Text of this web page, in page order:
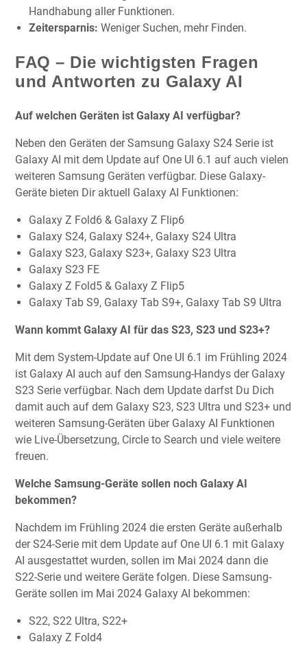
Handhabung aller Funktionen.
Zeitersparnis: Weniger Suchen, mehr Finden.
FAQ – Die wichtigsten Fragen
und Antworten zu Galaxy AI
Auf welchen Geräten ist Galaxy AI verfügbar?
Neben den Geräten der Samsung Galaxy S24 Serie ist
Galaxy AI mit dem Update auf One UI 6.1 auf auch vielen
weiteren Samsung Geräten verfügbar. Diese Galaxy-
Geräte bieten Dir aktuell Galaxy AI Funktionen:
Galaxy Z Fold6 & Galaxy Z Flip6
Galaxy S24, Galaxy S24+, Galaxy S24 Ultra
Galaxy S23, Galaxy S23+, Galaxy S23 Ultra
Galaxy S23 FE
Galaxy Z Fold5 & Galaxy Z Flip5
Galaxy Tab S9, Galaxy Tab S9+, Galaxy Tab S9 Ultra
Wann kommt Galaxy AI für das S23, S23 und S23+?
Mit dem System-Update auf One UI 6.1 im Frühling 2024
ist Galaxy AI auch auf den Samsung-Handys der Galaxy
S23 Serie verfügbar. Nach dem Update darfst Du Dich
damit auch auf dem Galaxy S23, S23 Ultra und S23+ und
weiteren Samsung-Geräten über Galaxy AI Funktionen
wie Live-Übersetzung, Circle to Search und viele weitere
freuen.
Welche Samsung-Geräte sollen noch Galaxy AI
bekommen?
Nachdem im Frühling 2024 die ersten Geräte außerhalb
der S24-Serie mit dem Update auf One UI 6.1 mit Galaxy
AI ausgestattet wurden, sollen im Mai 2024 dann die
S22-Serie und weitere Geräte folgen. Diese Samsung-
Geräte sollen im Mai 2024 Galaxy AI bekommen:
S22, S22 Ultra, S22+
Galaxy Z Fold4